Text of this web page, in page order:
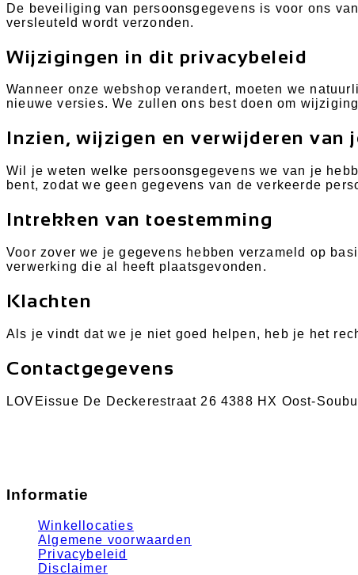
De beveiliging van persoonsgegevens is voor ons
versleuteld wordt verzonden.
Wijzigingen in dit privacybeleid
Wanneer onze webshop verandert, moeten we
nieuwe versies. We zullen ons best doen om
Inzien, wijzigen en verwijderen van
Wil je weten welke persoonsgegevens we van je
bent, zodat we geen gegevens van de verkeerde
Intrekken van toestemming
Voor zover we je gegevens hebben verzameld op
verwerking die al heeft plaatsgevonden.
Klachten
Als je vindt dat we je niet goed helpen, heb je het
Contactgegevens
LOVEissue De Deckerestraat 26 4388 HX Oost-
Informatie
Winkellocaties
Algemene voorwaarden
Privacybeleid
Disclaimer